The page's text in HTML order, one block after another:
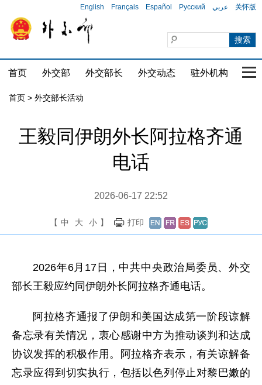
English Français Español Русский عربي 关怀版
首页 外交部 外交部长 外交动态 驻外机构 国
首页 > 外交部长活动
王毅同伊朗外长阿拉格齐通
电话
2026-06-17 22:52
【 中 大 小 】 打印
2026年6月17日，中共中央政治局委员、外交
部长王毅应约同伊朗外长阿拉格齐通电话。
阿拉格齐通报了伊朗和美国达成第一阶段谅解
备忘录有关情况，衷心感谢中方为推动谈判和达成
协议发挥的积极作用。阿拉格齐表示，有关谅解备
忘录应得到切实执行，包括以色列停止对黎巴嫩的